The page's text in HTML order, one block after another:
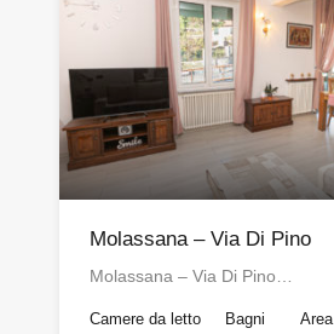
Molassana – Via Di Pino
Molassana – Via Di Pino…
Camere da letto Bagni Area